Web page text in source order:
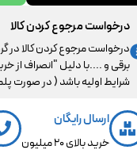
درخواست مرجوع کردن کالا
برقی و ....با دلیل "انصراف از
شرایط اولیه باشد ( در صورت
ارسال رایگان
خرید بالای 20 میلیون